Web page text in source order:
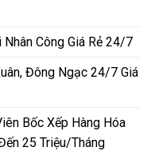
Công Giá Rẻ 24/7
Đông Ngạc 24/7 Giá
Bốc Xếp Hàng Hóa
25 Triệu/Tháng